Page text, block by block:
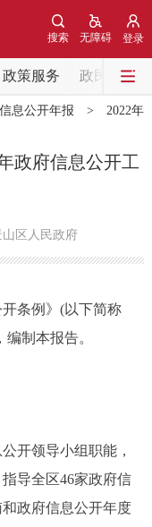
登录
无障碍
搜索
政策服务 政民互动
中央部委动态
部门动态
政策服务
部门服务
息公开年报 > 2022年
政府信息公开工
区人民政府
条例》(以下简称
制本报告。
开领导小组职能，
导全区46家政府信
政府信息公开年度